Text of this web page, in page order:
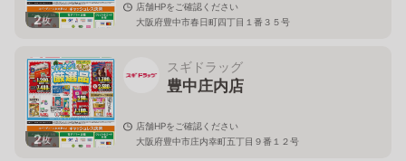
2枚
店舗HPをご確認ください
大阪府豊中市春日町四丁目１番３５号
2枚
スギドラッグ
豊中庄内店
店舗HPをご確認ください
大阪府豊中市庄内幸町五丁目９番１２号